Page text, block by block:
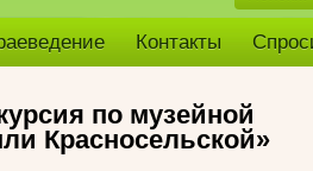
Контакты
по музейной
Красносельской»